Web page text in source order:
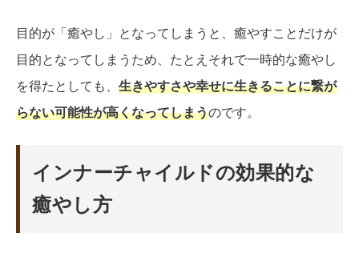
目的が「癒やし」となってしまうと、癒やすことだけが
目的となってしまうため、たとえそれで一時的な癒やし
を得たとしても、 生きやすさや幸せに生きることに繋が
らない可能性が高くなってしまうのです。
インナーチャイルドの効果的な
癒やし方